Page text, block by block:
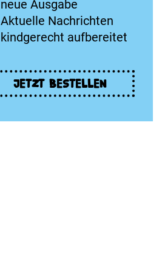
neue Ausgabe
Aktuelle Nachrichten
kindgerecht aufbereitet
JETZT BESTELLEN